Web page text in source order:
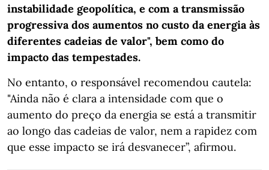
instabilidade geopolítica, e com a transmissão
progressiva dos aumentos no custo da energia às
diferentes cadeias de valor", bem como do
impacto das tempestades.
No entanto, o responsável recomendou cautela:
"Ainda não é clara a intensidade com que o
aumento do preço da energia se está a transmitir
ao longo das cadeias de valor, nem a rapidez com
que esse impacto se irá desvanecer”, afirmou.